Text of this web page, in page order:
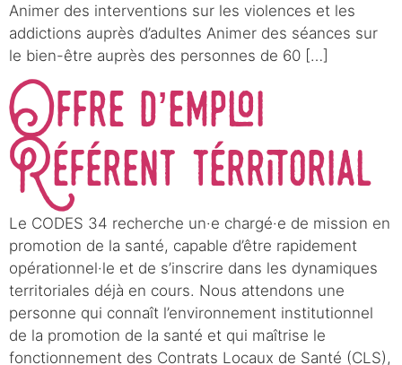
Animer des interventions sur les violences et les
addictions auprès d’adultes Animer des séances sur
le bien-être auprès des personnes de 60 […]
Offre d’emploi
Référent térritorial
Le CODES 34 recherche un·e chargé·e de mission en
promotion de la santé, capable d’être rapidement
opérationnel·le et de s’inscrire dans les dynamiques
territoriales déjà en cours. Nous attendons une
personne qui connaît l’environnement institutionnel
de la promotion de la santé et qui maîtrise le
fonctionnement des Contrats Locaux de Santé (CLS),